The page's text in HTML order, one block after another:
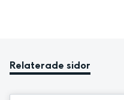
Relaterade sidor